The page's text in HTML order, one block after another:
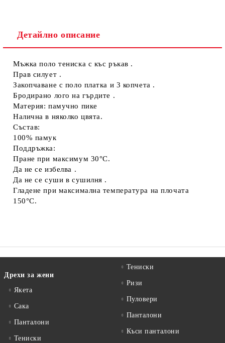
Съгласен съм с
Ние ще се свържем с вас в рамките на работния ден.
Детайлно описание
Мъжка поло тениска с къс ръкав .
Прав силует .
Закопчаване с поло платка и 3 копчета .
Бродирано лого на гърдите .
Материя: памучно пике
Налична в няколко цвята.
Състав:
100% памук
Поддръжка:
Пране при максимум 30°C.
Да не се избелва .
Да не се суши в сушилня .
Гладене при максимална температура на плочата
150°C.
Дрехи за жени
Якета
Сакa
Панталони
Тениски
Тениски
Ризи
Пуловери
Панталони
Къси панталони